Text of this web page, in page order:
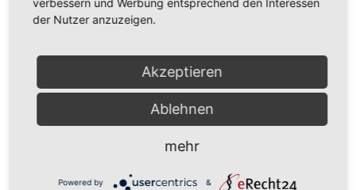
zu Ihren Aktivitäten sammeln. Bitte lesen Sie die Details
Mehr Informationen
Platform
verbessern und Werbung entsprechend den Interessen
der Nutzer anzuzeigen.
Akzeptieren
Ablehnen
mehr
Powered by &